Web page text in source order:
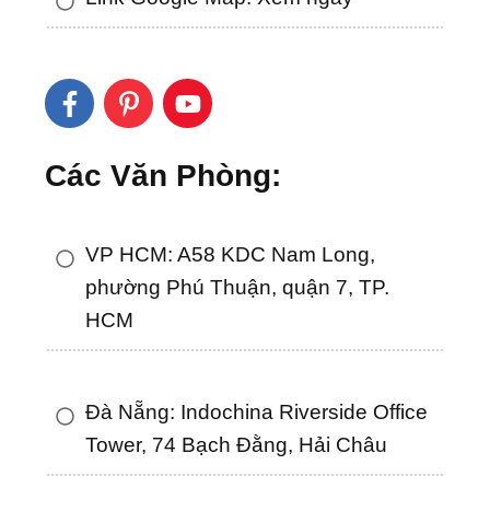
Các Văn Phòng:
VP HCM: A58 KDC Nam Long,
phường Phú Thuận, quận 7, TP.
HCM
Đà Nẵng: Indochina Riverside Office
Tower, 74 Bạch Đằng, Hải Châu